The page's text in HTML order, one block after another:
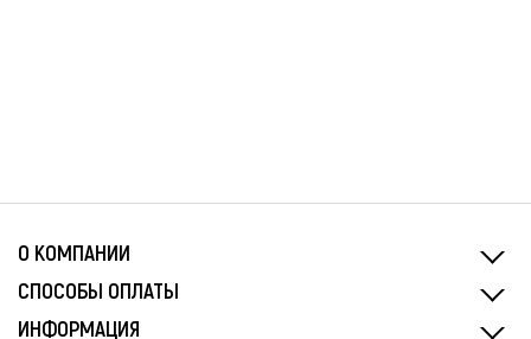
О КОМПАНИИ
СПОСОБЫ ОПЛАТЫ
ИНФОРМАЦИЯ